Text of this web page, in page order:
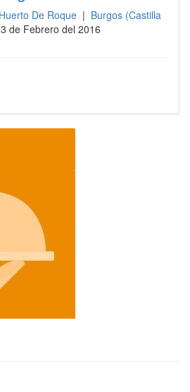
De Roque | Burgos (Castilla
de Febrero del 2016